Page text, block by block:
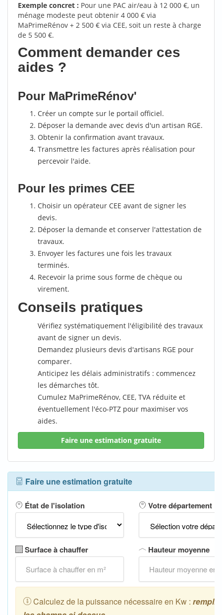
Exemple concret : Pour une PAC air/eau à 12 000 €, un
ménage modeste peut obtenir 4 000 € via
MaPrimeRénov + 2 500 € via CEE, soit un reste à charge
de 5 500 €.
Comment demander ces
aides ?
Pour MaPrimeRénov'
Créer un compte sur le portail officiel.
Déposer la demande avec devis d'un artisan RGE.
Obtenir la confirmation avant travaux.
Transmettre les factures après réalisation pour
percevoir l'aide.
Pour les primes CEE
Choisir un opérateur CEE avant de signer les
devis.
Déposer la demande et conserver l'attestation de
travaux.
Envoyer les factures une fois les travaux
terminés.
Recevoir la prime sous forme de chèque ou
virement.
Conseils pratiques
Vérifiez systématiquement l'éligibilité des travaux
avant de signer un devis.
Demandez plusieurs devis d'artisans RGE pour
comparer.
Anticipez les délais administratifs : commencez
les démarches tôt.
Cumulez MaPrimeRénov, CEE, TVA réduite et
éventuellement l'éco-PTZ pour maximiser vos
aides.
Faire une estimation gratuite